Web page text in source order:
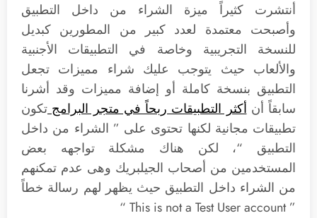
أنتشرت كثيراً ميزة الشراء من داخل التطبيق
وأصبحت معتمدة لعدد كبير من المطورين كبديل
للنسخة التجريبية وخاصة في التطبيقات الأجنبية
والألعاب حيث يتوجب عليك شراء مميزات تجعل
التطبيق بنسخة كاملة أو إضافة مميزات وقد أشرنا
سابقاً أن أكثر التطبيقات ربحاً في متجر البرامج تكون
تطبيقات مجانية لكنها تحتوى على ” الشراء من داخل
التطبيق “، لكن هناك مشكلة تواجهه بعض
المستخدمين من أصحاب الجيلبريك وهى عدم تمكنهم
من الشراء داخل التطبيق حيث يظهر لهم رسالة خطاً
” This is not a Test User account “